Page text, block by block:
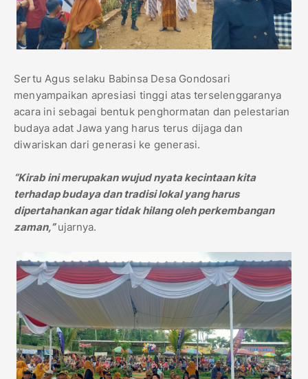
Sertu Agus selaku Babinsa Desa Gondosari
menyampaikan apresiasi tinggi atas terselenggaranya
acara ini sebagai bentuk penghormatan dan pelestarian
budaya adat Jawa yang harus terus dijaga dan
diwariskan dari generasi ke generasi.
“Kirab ini merupakan wujud nyata kecintaan kita
terhadap budaya dan tradisi lokal yang harus
dipertahankan agar tidak hilang oleh perkembangan
zaman,”ujarnya.